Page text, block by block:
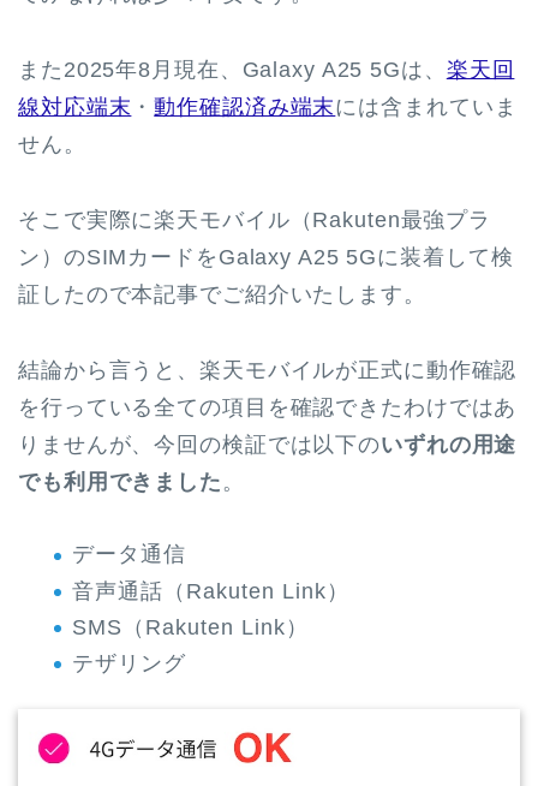
また2025年8月現在、Galaxy A25 5Gは、 楽天回
線対応端末 ・動作確認済み端末には含まれていま
せん。
そこで実際に楽天モバイル（Rakuten最強プラ
ン）のSIMカードをGalaxy A25 5Gに装着して検
証したので本記事でご紹介いたします。
結論から言うと、楽天モバイルが正式に動作確認
を行っている全ての項目を確認できたわけではあ
りませんが、今回の検証では以下のいずれの用途
でも利用できました 。
データ通信
音声通話（Rakuten Link）
SMS（Rakuten Link）
テザリング